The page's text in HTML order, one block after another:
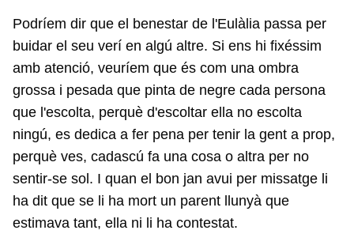
Podríem dir que el benestar de l'Eulàlia passa per
buidar el seu verí en algú altre. Si ens hi fixéssim
amb atenció, veuríem que és com una ombra
grossa i pesada que pinta de negre cada persona
que l'escolta, perquè d'escoltar ella no escolta
ningú, es dedica a fer pena per tenir la gent a prop,
perquè ves, cadascú fa una cosa o altra per no
sentir-se sol. I quan el bon jan avui per missatge li
ha dit que se li ha mort un parent llunyà que
estimava tant, ella ni li ha contestat.